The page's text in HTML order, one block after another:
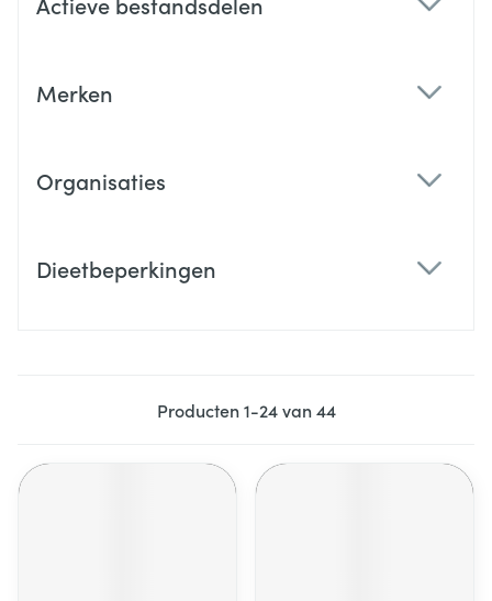
Merken
Organisaties
Dieetbeperkingen
Producten1-24van44